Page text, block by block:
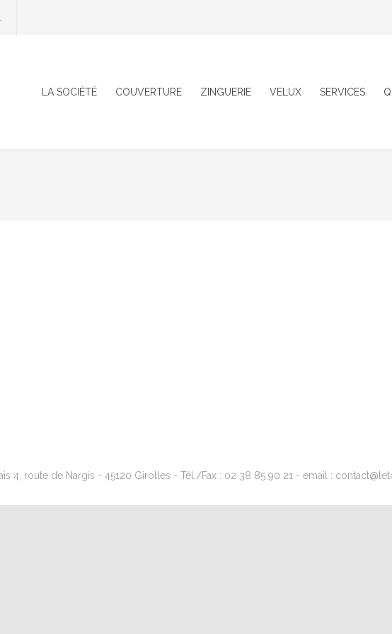
LA SOCIÉTÉ COUVERTURE ZINGUERIE VELUX SERVICES
4, route de Nargis - 45120 Girolles - Tél./Fax : 02 38 85 90 21 - email :